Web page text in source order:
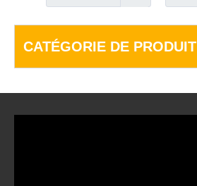
CATÉGORIE DE PRODUIT